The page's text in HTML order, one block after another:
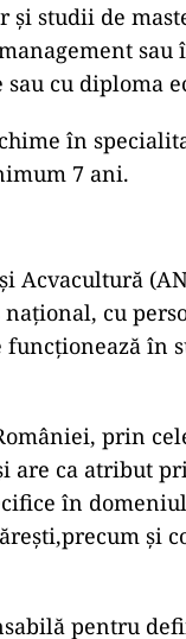
studii de
sau
cu diploma
în
7 ani.
Acvacultură
cu
funcţionează în
prin
are ca atribut
în
şi
pentru